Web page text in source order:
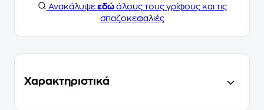
Ανακάλυψε εδώόλους τους γρίφους και τις
σπαζοκεφαλιές
Χαρακτηριστικά